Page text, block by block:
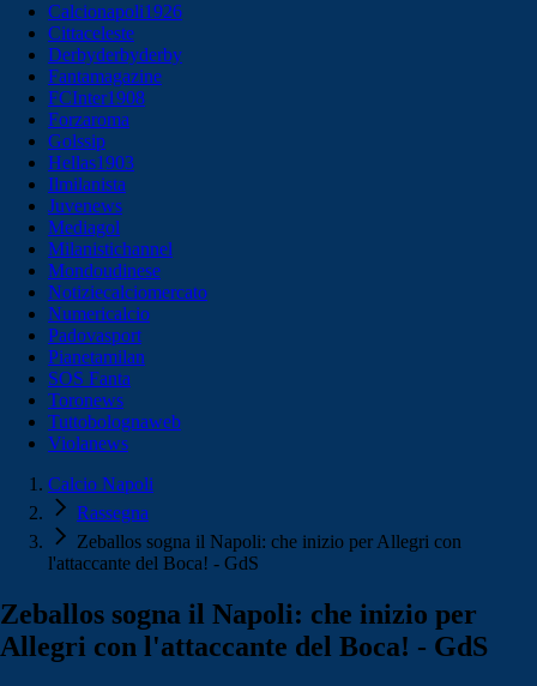
Calcionapoli1926
Cittaceleste
Derbyderbyderby
Fantamagazine
FCInter1908
Forzaroma
Golssip
Hellas1903
Ilmilanista
Juvenews
Mediagol
Milanistichannel
Mondoudinese
Notiziecalciomercato
Numericalcio
Padovasport
Pianetamilan
SOS Fanta
Toronews
Tuttobolognaweb
Violanews
Calcio Napoli
Rassegna
Zeballos sogna il Napoli: che inizio per Allegri con
l'attaccante del Boca! - GdS
Zeballos sogna il Napoli: che inizio per
Allegri con l'attaccante del Boca! - GdS